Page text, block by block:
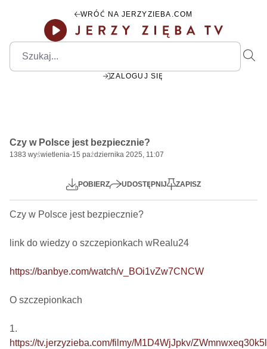
WRÓĆ NA JERZYZIEBA.COM
ZALOGUJ SIĘ
Play
Czy w Polsce jest bezpiecznie?
1383 wyświetlenia-15 października 2025, 11:07
POBIERZ UDOSTĘPNIJ ZAPISZ
Czy w Polsce jest bezpiecznie?
link do wiedzy o szczepionkach wRealu24
https://banbye.com/watch/v_BOi1vZw7CNCW
O szczepionkach
https://tv.jerzyzieba.com/filmy/M1D4WjJpkv/